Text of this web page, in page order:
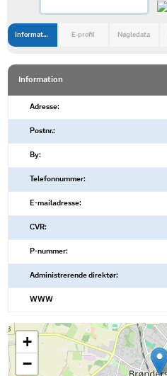
Information E-profil Nøgledata
Information
Adresse:
Postnr.:
By:
Telefonnummer:
E-mailadresse:
CVR:
P-nummer:
Administrerende direktør:
WWW
+
−